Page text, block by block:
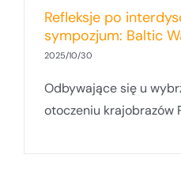
Refleksje po
sympozjum: Baltic
2025/10/30
Odbywające się u
otoczeniu krajobrazów